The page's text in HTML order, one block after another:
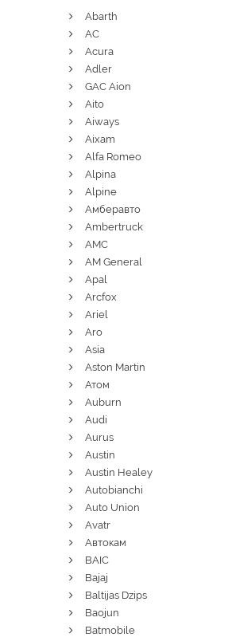
Abarth
AC
Acura
Adler
GAC Aion
Aito
Aiways
Aixam
Alfa Romeo
Alpina
Alpine
Амберавто
Ambertruck
AMC
AM General
Apal
Arcfox
Ariel
Aro
Asia
Aston Martin
Атом
Auburn
Audi
Aurus
Austin
Austin Healey
Autobianchi
Auto Union
Avatr
Автокам
BAIC
Bajaj
Baltijas Dzips
Baojun
Batmobile